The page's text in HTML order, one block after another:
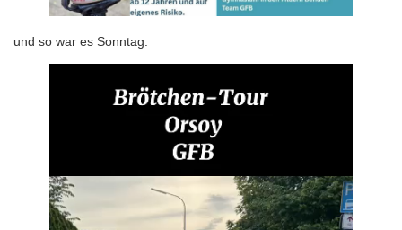
und so war es Sonntag: